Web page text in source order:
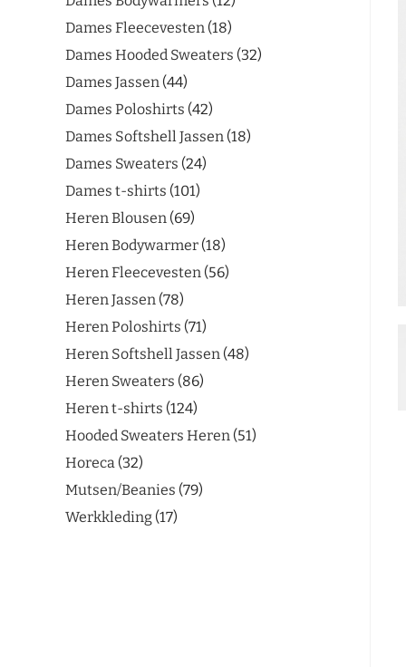
Dames Fleecevesten 18
Dames Hooded Sweaters 32
Dames Jassen 44
Dames Poloshirts 42
Dames Softshell Jassen 18
Dames Sweaters 24
Dames t-shirts 101
Heren Blousen 69
Heren Bodywarmer 18
Heren Fleecevesten 56
Heren Jassen 78
Heren Poloshirts 71
Heren Softshell Jassen 48
Heren Sweaters 86
Heren t-shirts 124
Hooded Sweaters Heren 51
Horeca 32
Mutsen/Beanies 79
Werkkleding 17